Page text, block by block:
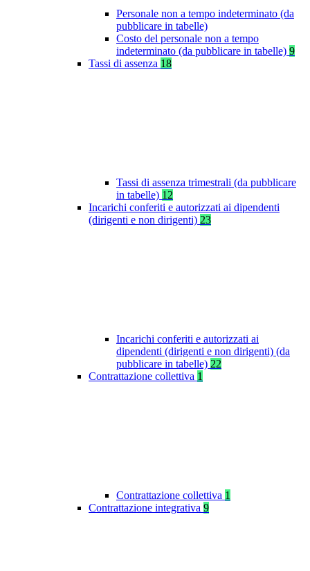
Personale non a tempo indeterminato (da
pubblicare in tabelle)
Costo del personale non a tempo
indeterminato (da pubblicare in tabelle) 9
Tassi di assenza 18
Tassi di assenza trimestrali (da pubblicare
in tabelle) 12
Incarichi conferiti e autorizzati ai dipendenti
(dirigenti e non dirigenti) 23
Incarichi conferiti e autorizzati ai
dipendenti (dirigenti e non dirigenti) (da
pubblicare in tabelle) 22
Contrattazione collettiva 1
Contrattazione collettiva 1
Contrattazione integrativa 9